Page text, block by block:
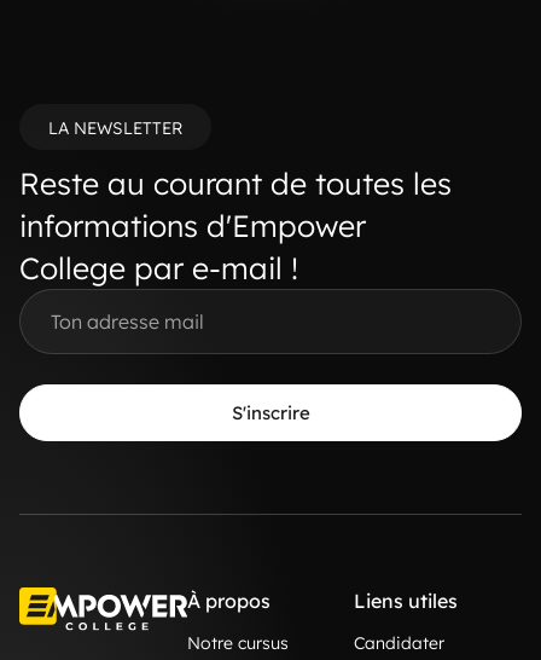
LA NEWSLETTER
Reste au courant de toutes les
informations d'Empower
College par e-mail !
S'inscrire
À propos
Notre cursus
Liens utiles
Candidater